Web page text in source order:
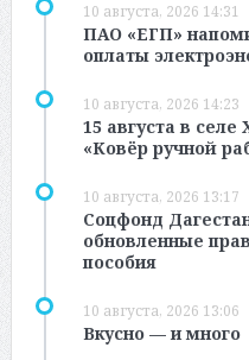
10 августа, 2026 14:31
ПАО «ЕГП»
оплаты
10 августа, 2026 14:23
15 августа в
«Ковёр ручной
10 августа, 2026 13:17
Соцфонд
обновленные
пособия
10 августа, 2026 13:06
Вкусно — и много